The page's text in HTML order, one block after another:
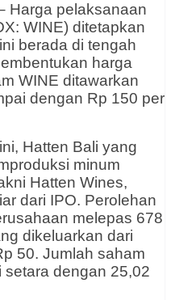
Harga pelaksanaan
WINE) ditetapkan
berada di tengah
harga
WINE ditawarkan
dengan Rp 150 per
Hatten Bali yang
minum
Hatten Wines,
dari IPO. Perolehan
melepas 678
dikeluarkan dari
50. Jumlah saham
dengan 25,02